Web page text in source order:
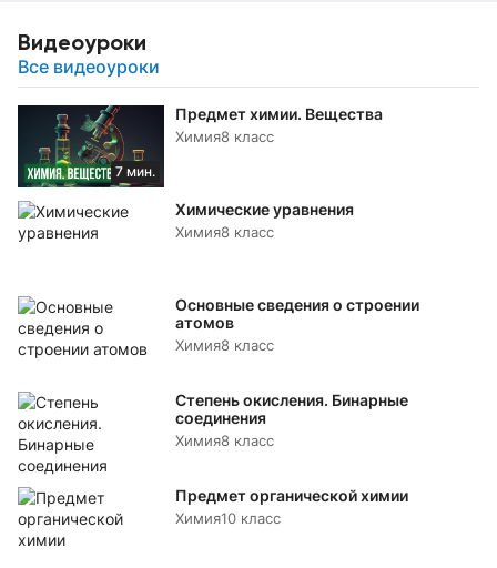
Видеоуроки
Все видеоуроки
7 мин.
Предмет химии. Вещества
Химия8 класс
Химические уравнения
Химия8 класс
Основные сведения о строении
атомов
Химия8 класс
Степень окисления. Бинарные
соединения
Химия8 класс
Предмет органической химии
Химия10 класс